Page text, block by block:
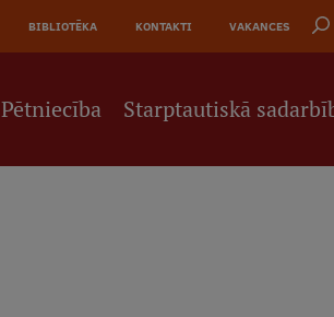
BIBLIOTĒKA KONTAKTI VAKANCES
Pētniecība Starptautiskā